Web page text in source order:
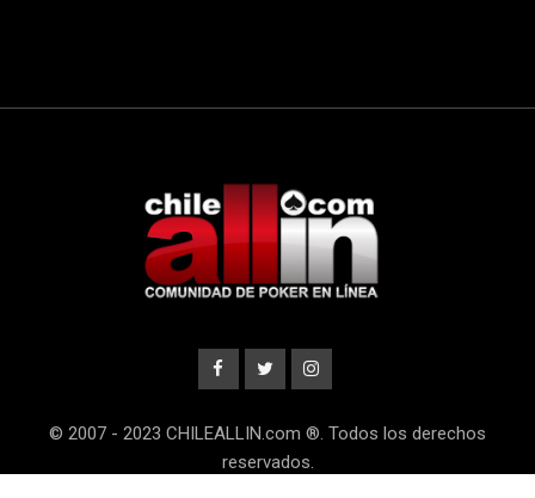
© 2007 - 2023 CHILEALLIN.com ®. Todos los derechos
reservados.